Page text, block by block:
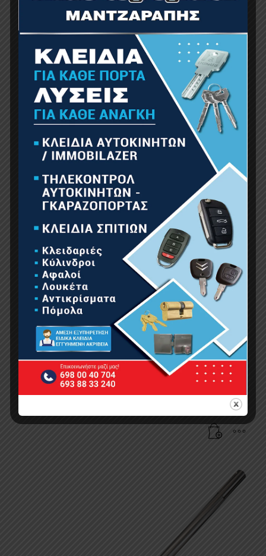
BORMANN Pro BHT4121 Τρυπάνι Πιστολέτου
SDS-Max Break Through Φ55X1000mm
169.00€
BORMANN Pro BHT4124 Τρυπάνι Πιστολέτου
SDS-Max Break Through Φ80X550mm